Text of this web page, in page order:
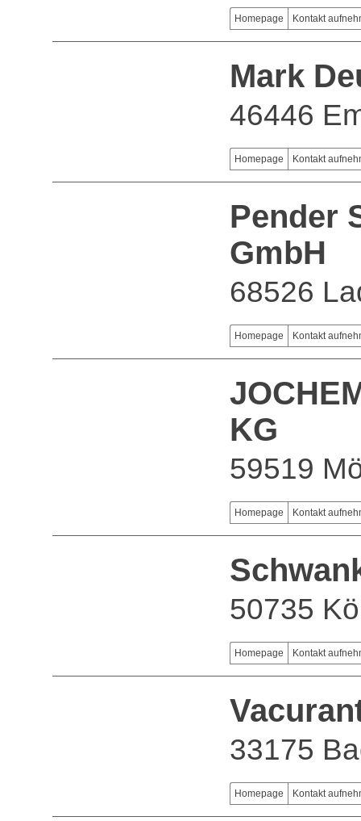
Homepage Kontakt
Mark
46446
Homepage Kontakt
Pender
GmbH
68526
Homepage Kontakt
KG
59519
Homepage Kontakt
50735
Homepage Kontakt
33175
Homepage Kontakt